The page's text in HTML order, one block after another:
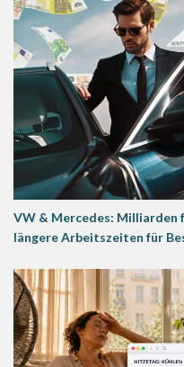
VW & Mercedes: Milliarden
längere Arbeitszeiten für